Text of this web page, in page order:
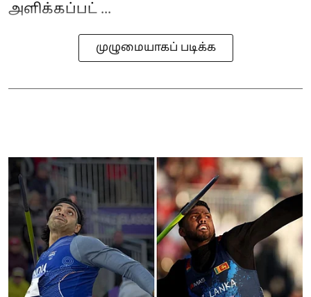
அளிக்கப்பட் ...
முழுமையாகப் படிக்க